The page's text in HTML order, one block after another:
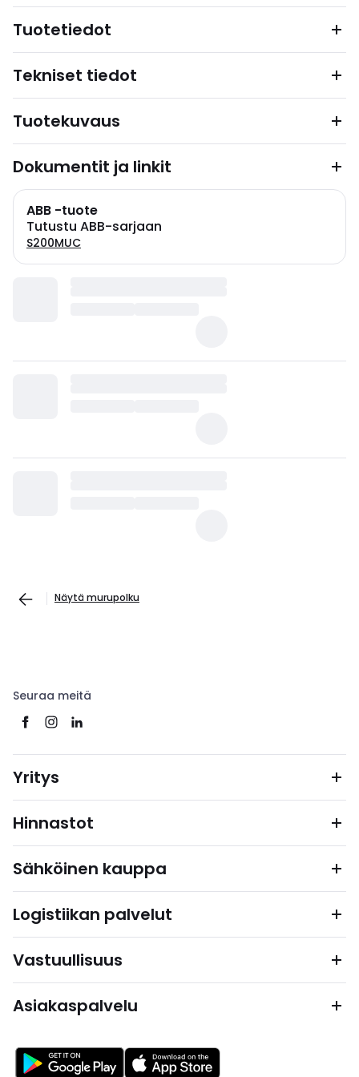
Tuotetiedot
Tekniset tiedot
Tuotekuvaus
Dokumentit ja linkit
ABB -tuote
Tutustu ABB-sarjaan
S200MUC
Näytä murupolku
Seuraa meitä
Yritys
Hinnastot
Sähköinen kauppa
Logistiikan palvelut
Vastuullisuus
Asiakaspalvelu